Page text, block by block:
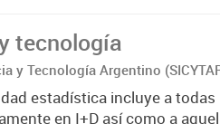
tecnología
y Tecnología Argentino
estadística incluye a todas
en I+D así como a